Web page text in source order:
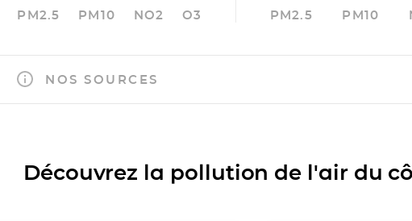
PM2.5 PM10 NO2 O3 PM2.5 PM10
NOS SOURCES
Découvrez la pollution de l'air du